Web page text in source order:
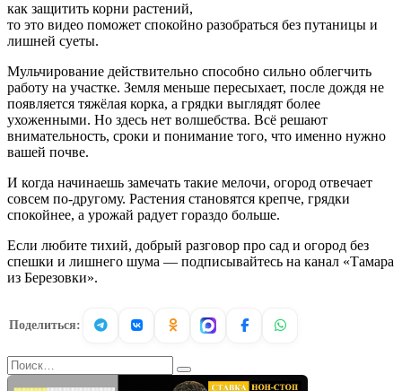
как защитить корни растений,
то это видео поможет спокойно разобраться без путаницы и
лишней суеты.
Мульчирование действительно способно сильно облегчить
работу на участке. Земля меньше пересыхает, после дождя не
появляется тяжёлая корка, а грядки выглядят более
ухоженными. Но здесь нет волшебства. Всё решают
внимательность, сроки и понимание того, что именно нужно
вашей почве.
И когда начинаешь замечать такие мелочи, огород отвечает
совсем по-другому. Растения становятся крепче, грядки
спокойнее, а урожай радует гораздо больше.
Если любите тихий, добрый разговор про сад и огород без
спешки и лишнего шума — подписывайтесь на канал «Тамара
из Березовки».
Поделиться:
Search
for: